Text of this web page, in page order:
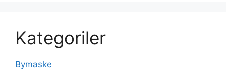
Kategoriler
Bymaske